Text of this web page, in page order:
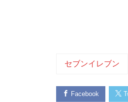
セブンイレブン
Facebook